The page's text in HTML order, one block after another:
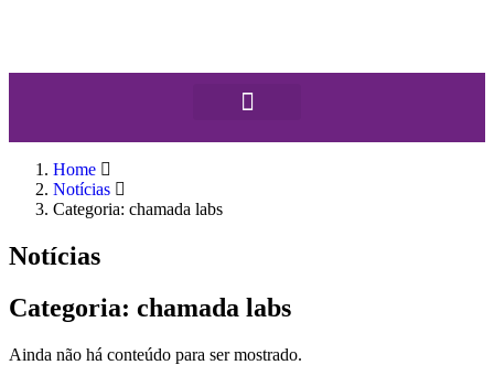
Home
Notícias
Categoria: chamada labs
Notícias
Categoria: chamada labs
Ainda não há conteúdo para ser mostrado.